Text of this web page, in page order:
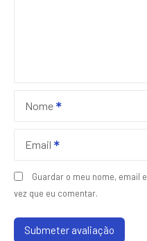
Nome
Email
Guardar o meu nome, email
vez que eu comentar.